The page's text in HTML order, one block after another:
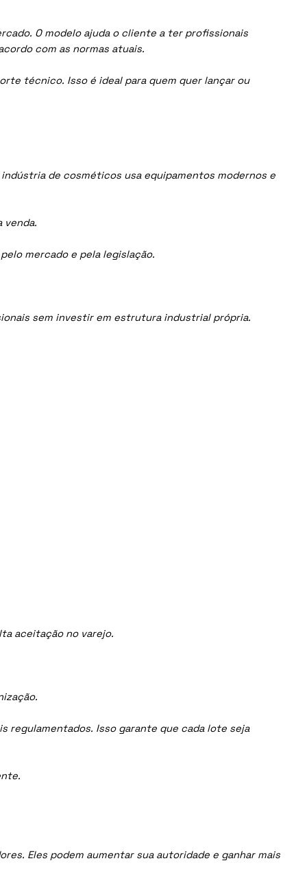
O modelo ajuda o cliente a ter profissionais
com as normas atuais.
técnico. Isso é ideal para quem quer lançar ou
de cosméticos usa equipamentos modernos e
venda.
mercado e pela legislação.
sem investir em estrutura industrial própria.
aceitação no varejo.
Isso garante que cada lote seja
Eles podem aumentar sua autoridade e ganhar mais